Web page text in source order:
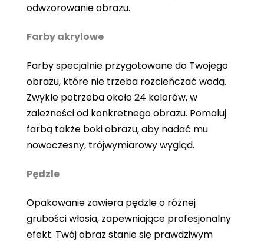
odwzorowanie obrazu.
Farby akrylowe
Farby specjalnie przygotowane do Twojego
obrazu, które nie trzeba rozcieńczać wodą.
Zwykle potrzeba około 24 kolorów, w
zależności od konkretnego obrazu. Pomaluj
farbą także boki obrazu, aby nadać mu
nowoczesny, trójwymiarowy wygląd.
Pędzle
Opakowanie zawiera pędzle o różnej
grubości włosia, zapewniające profesjonalny
efekt. Twój obraz stanie się prawdziwym